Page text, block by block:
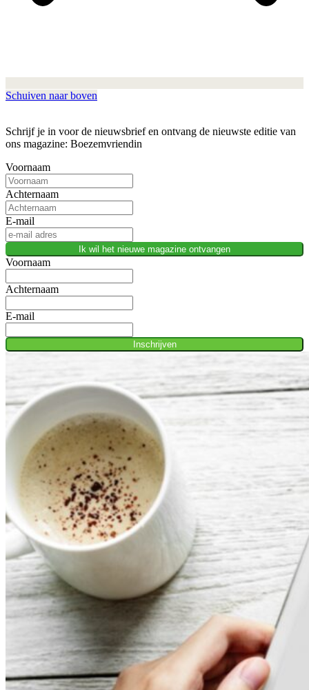
Schuiven naar boven
Schrijf je in voor de nieuwsbrief en ontvang de nieuwste editie van
ons magazine: Boezemvriendin
Voornaam
Achternaam
E-mail
Ik wil het nieuwe magazine ontvangen
Voornaam
Achternaam
E-mail
Inschrijven